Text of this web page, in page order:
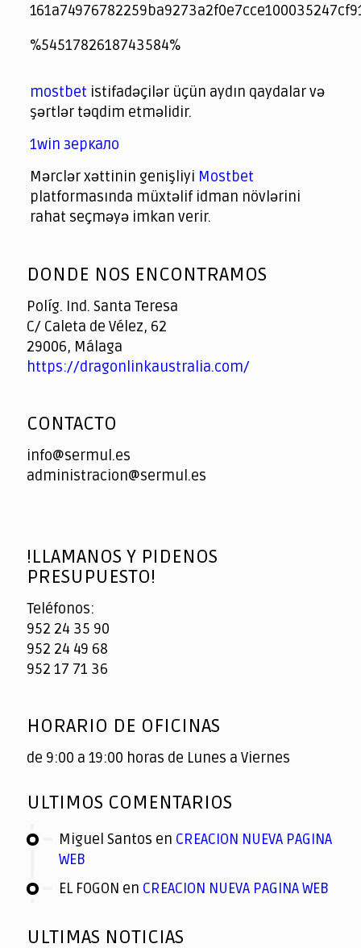
jeetcity
1xbet
jeet city casino
%5451782618743584%
spintiger
Avabet
Spinrise
Crown Green
Crowngreen casino login
슈가 러쉬1000 슬롯
crazy time casino online
1xcasinozambia.com
codingworldnews.com
parimatch.kr
winorio
winorio casino
winorio
mostbet istifadəçilər üçün aydın qaydalar və
şərtlər təqdim etməlidir.
1win зеркало
Mərclər xəttinin genişliyi Mostbet
platformasında müxtəlif idman növlərini
rahat seçməyə imkan verir.
of
DONDE NOS ENCONTRAMOS
Políg. Ind. Santa Teresa
C/ Caleta de Vélez, 62
29006, Málaga
https://dragonlinkaustralia.com/
CONTACTO
info@sermul.es
administracion@sermul.es
!LLAMANOS Y PIDENOS
PRESUPUESTO!
Teléfonos:
952 24 35 90
952 24 49 68
952 17 71 36
HORARIO DE OFICINAS
de 9:00 a 19:00 horas de Lunes a Viernes
ULTIMOS COMENTARIOS
Miguel Santos en CREACION NUEVA PAGINA
WEB
EL FOGON en CREACION NUEVA PAGINA WEB
ULTIMAS NOTICIAS